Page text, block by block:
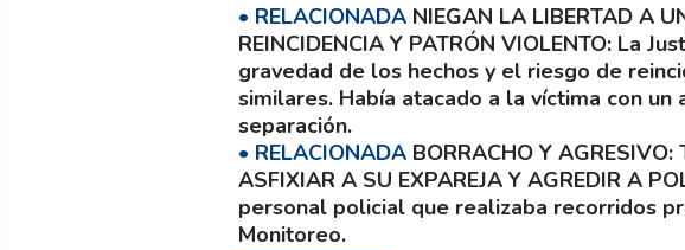
NIEGAN LA LIBERTAD A
REINCIDENCIA Y PATRÓN VIOLENTO La
gravedad de los hechos y el riesgo de
similares. Había atacado a la víctima con
separación.
BORRACHO Y AGRESIVO:
ASFIXIAR A SU EXPAREJA Y AGREDIR A
personal policial que realizaba recorridos
Monitoreo.